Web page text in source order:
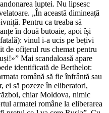
luptei. Nu lipsesc
„În această dimineață
Pentru ca treaba să
în două butoaie, apoi își
vinul i-a ucis pe bețivi
ofițerul rus chemat pentru
Mai scandaloasă apare
identificată de Berthelot:
română să fie înfrântă sau
ei să pozeze în eliberatori,
chiar Moldova, nimic
armatei române la eliberarea